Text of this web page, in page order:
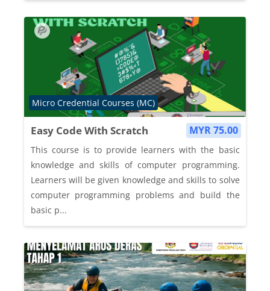
MYR 75.00
Easy Code With Scratch
Course category
Micro Credential Courses (MC)
This course is to provide learners with the basic
knowledge and skills of computer programming.
Learners will be given knowledge and skills to solve
computer programming problems and build the
basic p...